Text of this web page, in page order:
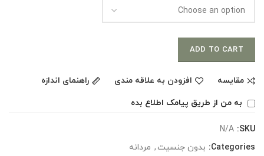
ADD TO CART
مقایسه افزودن به علاقه مندی
راهنمای اندازه
به من از طریق پیامک اطلاع بده
SKU:
N/A
Categories: بدون جنسیت , مردانه